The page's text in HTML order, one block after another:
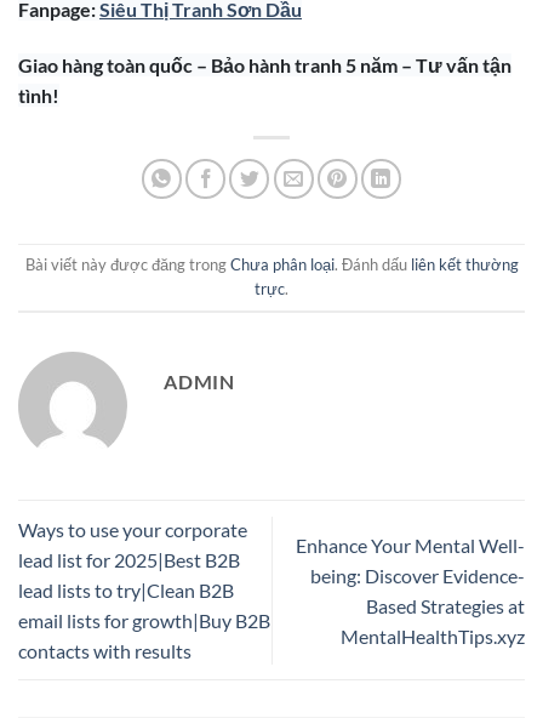
Fanpage:Siêu Thị Tranh Sơn Dầu
Giao hàng toàn quốc – Bảo hành tranh 5 năm – Tư vấn tận
tình!
Bài viết này được đăng trongChưa phân loại. Đánh dấu liên kết thường
trực.
ADMIN
Ways to use your corporate
lead list for 2025|Best B2B
lead lists to try|Clean B2B
email lists for growth|Buy B2B
contacts with results
Enhance Your Mental Well-
being: Discover Evidence-
Based Strategies at
MentalHealthTips.xyz